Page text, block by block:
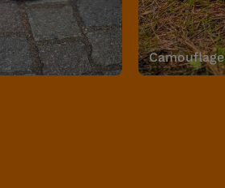
Camouflage